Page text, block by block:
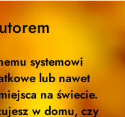
systemowi
lub nawet
na świecie.
w domu, czy